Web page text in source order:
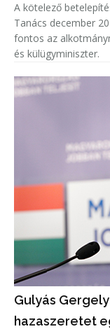
A kötelező
Tanács december
fontos az
és külügyminiszter.
Gulyás
hazaszeretet